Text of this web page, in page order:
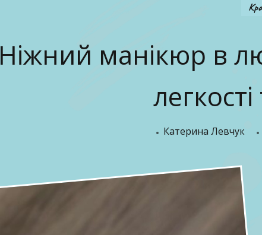
Ніжний манікюр в
Катерина Левчук